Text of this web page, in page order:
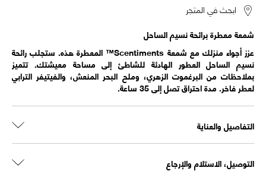
ابحث في المتجر
شمعة معطرة برائحة نسيم الساحل
عزز أجواء منزلك مع شمعة Scentiments™ المعطرة هذه. ستجلب رائحة
نسيم الساحل العطور الهادئة للشاطئ إلى مساحة معيشتك. تتميز
بملاحظات من البرغموت الزهري، وملح البحر المنعش، والفيتيفر الترابي
لعطر فاخر. مدة احتراق تصل إلى 35 ساعة.
التفاصيل والعناية
التوصيل، الاستلام والإرجاع